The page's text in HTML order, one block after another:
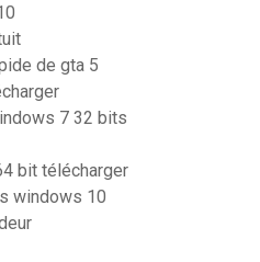
de gta 5
7 32 bits
bit télécharger
windows 10